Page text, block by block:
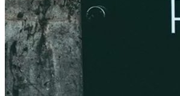
MILD BLEND マイルド ¥730～
¥0¥-30 30円OFF